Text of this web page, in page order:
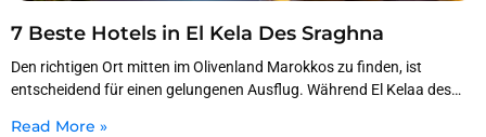
7 Beste Hotels in El Kela Des Sraghna
Den richtigen Ort mitten im Olivenland Marokkos zu finden, ist
entscheidend für einen gelungenen Ausflug. Während El Kelaa des
Read More »